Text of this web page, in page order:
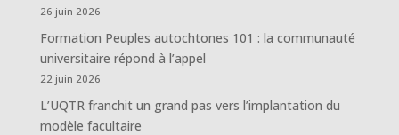
26 juin 2026
Formation Peuples autochtones 101 : la communauté
universitaire répond à l’appel
22 juin 2026
L’UQTR franchit un grand pas vers l’implantation du
modèle facultaire